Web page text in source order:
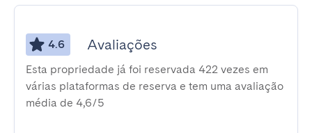
4.6 Avaliações
Esta propriedade já foi reservada 422 vezes em
várias plataformas de reserva e tem uma avaliação
média de 4,6/5